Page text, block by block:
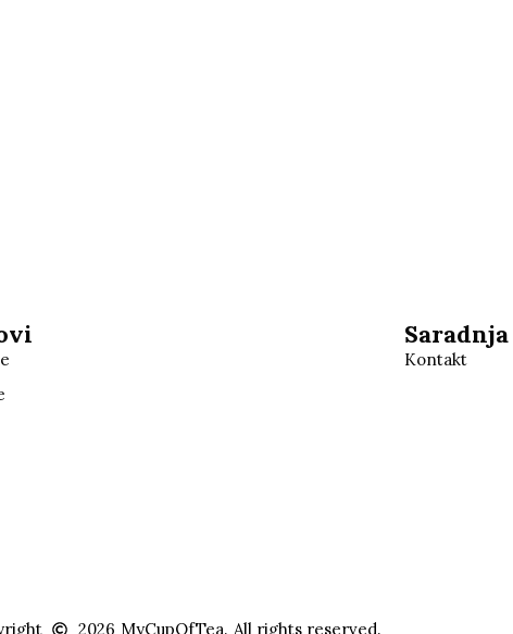
Saradnja
Kontakt
2026 MyCupOfTea. All rights reserved.